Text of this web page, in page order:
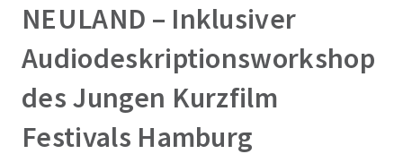
NEULAND – Inklusiver
Audiodeskriptionsworkshop
des Jungen Kurzfilm
Festivals Hamburg